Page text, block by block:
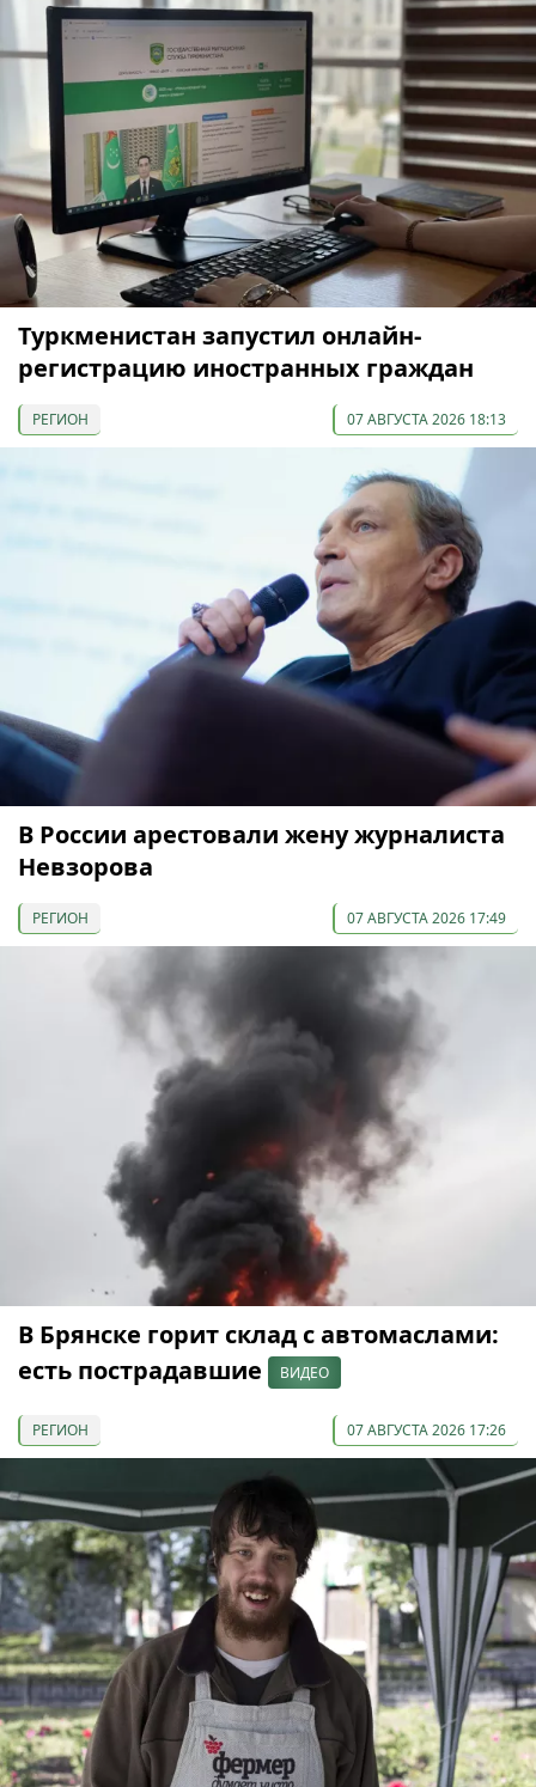
Туркменистан запустил онлайн-
регистрацию иностранных граждан
РЕГИОН 07 АВГУСТА 2026 18:13
В России арестовали жену журналиста
Невзорова
РЕГИОН 07 АВГУСТА 2026 17:49
В Брянске горит склад с автомаслами:
есть пострадавшие
ВИДЕО
РЕГИОН 07 АВГУСТА 2026 17:26